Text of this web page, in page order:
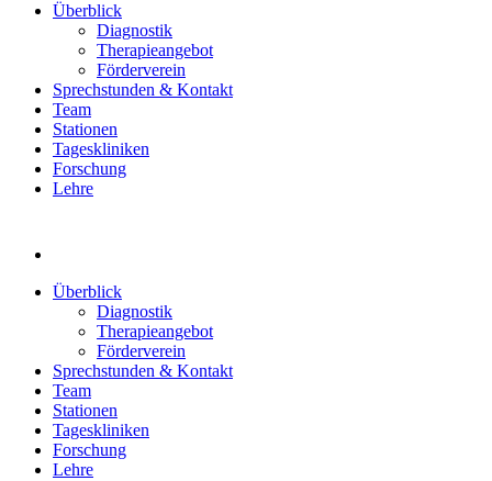
Überblick
Diagnostik
Therapieangebot
Förderverein
Sprechstunden & Kontakt
Team
Stationen
Tageskliniken
Forschung
Lehre
Überblick
Diagnostik
Therapieangebot
Förderverein
Sprechstunden & Kontakt
Team
Stationen
Tageskliniken
Forschung
Lehre